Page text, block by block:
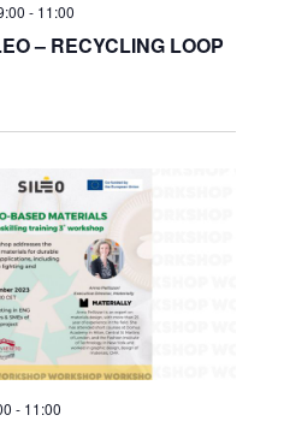
- 11:00
– RECYCLING LOOP
- 11:00